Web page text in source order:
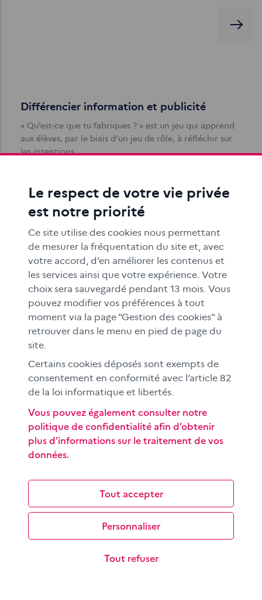
Différencier information et publicité
« Qu’est-ce que tu fabriques ? » est un jeu qui apprend
aux élèves, par le biais d’un jeu de rôle, à réfléchir sur
les intentions…
Petite typologie des publicités cachées
Comment faire passer au mieux un message
publicitaire ? En laissant penser qu’il ne s’agit pas d’un
message publicitaire.
Rechercher une information sur internet
Les objectifs de cette séquence pédagogique à
destination des élèves du cycle 3 sont de découvrir le
Le respect de votre vie privée
est notre priorité
Ce site utilise des cookies nous permettant
de mesurer la fréquentation du site et, avec
votre accord, d’en améliorer les contenus et
les services ainsi que votre expérience. Votre
choix sera sauvegardé pendant 13 mois. Vous
pouvez modifier vos préférences à tout
moment via la page "Gestion des cookies" à
retrouver dans le menu en pied de page du
site.
Certains cookies déposés sont exempts de
consentement en conformité avec l’article 82
de la loi informatique et libertés.
Tout accepter
Tout refuser
Personnaliser
Vous pouvez également consulter notre
politique de confidentialité afin d’obtenir
plus d’informations sur le traitement de vos
données.